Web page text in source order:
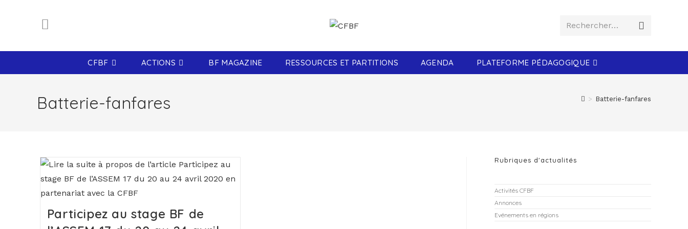
Rechercher…
CFBF ACTIONS BF MAGAZINE RESSOURCES ET PARTITIONS AGENDA PLATEFORME PÉDAGOGIQUE
Batterie-fanfares > Batterie-fanfares
Participez au stage BF de
Rubriques d'actualités
Activités CFBF
Annonces
Evénements en régions